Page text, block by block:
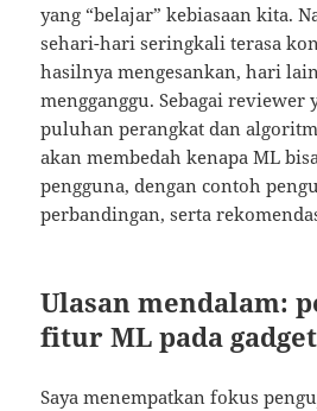
yang “belajar” kebiasaan kita.
sehari-hari seringkali terasa
hasilnya mengesankan, hari
mengganggu. Sebagai reviewer
puluhan perangkat dan
akan membedah kenapa ML
pengguna, dengan contoh
perbandingan, serta
Ulasan mendalam:
fitur ML pada gadget
Saya menempatkan fokus